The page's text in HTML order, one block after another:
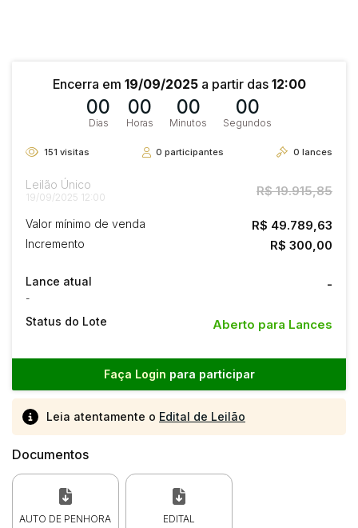
Encerra em 19/09/2025a partir das 12:00
00
Dias
00
Horas
00
Minutos
00
Segundos
151 visitas 0participantes 0 lances
Leilão Único
19/09/2025 12:00 R$ 19.915,85
Valor mínimo de venda R$ 49.789,63
Incremento R$ 300,00
Lance atual
-
-
Status do Lote Aberto para Lances
Faça Login para participar
Leia atentamente o Edital de Leilão
Documentos
AUTO DE PENHORA EDITAL